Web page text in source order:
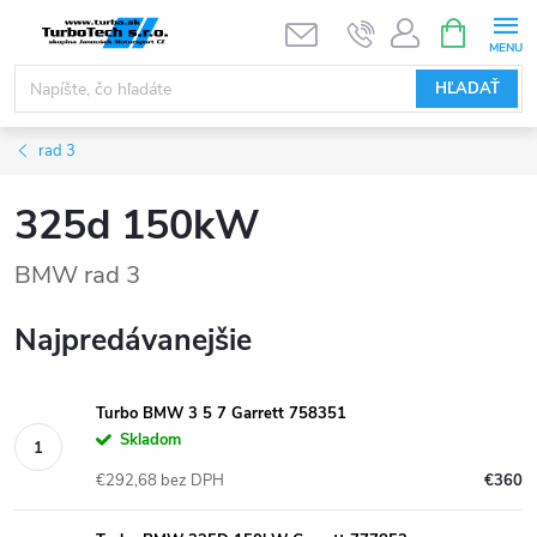
obsah
HĽADAŤ
KOŠÍK
rad 3
325d 150kW
BMW rad 3
Najpredávanejšie
Turbo BMW 3 5 7 Garrett 758351
Skladom
€360
€292,68 bez DPH